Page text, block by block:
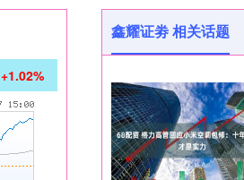
鑫耀证劵 相关话题
+1.02%